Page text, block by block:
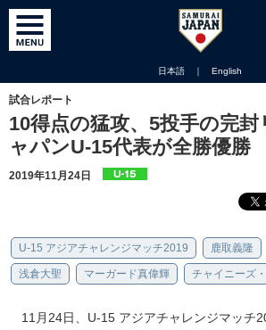
日本語 ｜ English
試合レポート
10得点の猛攻、5投手の完
ャパンU-15代表が全勝優勝
2019年11月24日
U-15 アジアチャレンジマッチ2019 鹿取義隆
浅倉大聖 マーガード真偉輝 チャイニーズ
11月24日、U-15 アジアチャレンジマッチ